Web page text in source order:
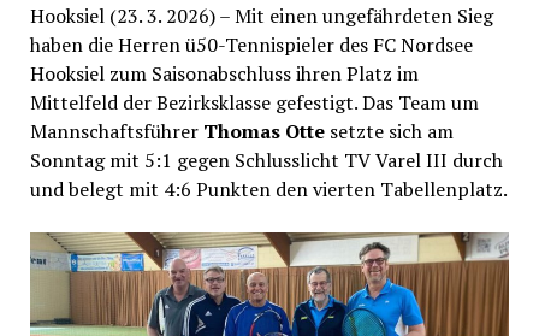
Hooksiel (23. 3. 2026) – Mit einen ungefährdeten Sieg
haben die Herren ü50-Tennispieler des FC Nordsee
Hooksiel zum Saisonabschluss ihren Platz im
Mittelfeld der Bezirksklasse gefestigt. Das Team um
Mannschaftsführer Thomas Otte setzte sich am
Sonntag mit 5:1 gegen Schlusslicht TV Varel III durch
und belegt mit 4:6 Punkten den vierten Tabellenplatz.